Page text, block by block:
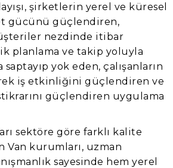
şirketlerin yerel ve küresel
gücünü güçlendiren,
nezdinde itibar
planlama ve takip yoluyla
yok eden, çalışanların
iş etkinliğini güçlendiren ve
güçlendiren uygulama
sektöre göre farklı kalite
Van kurumları, uzman
sayesinde hem yerel